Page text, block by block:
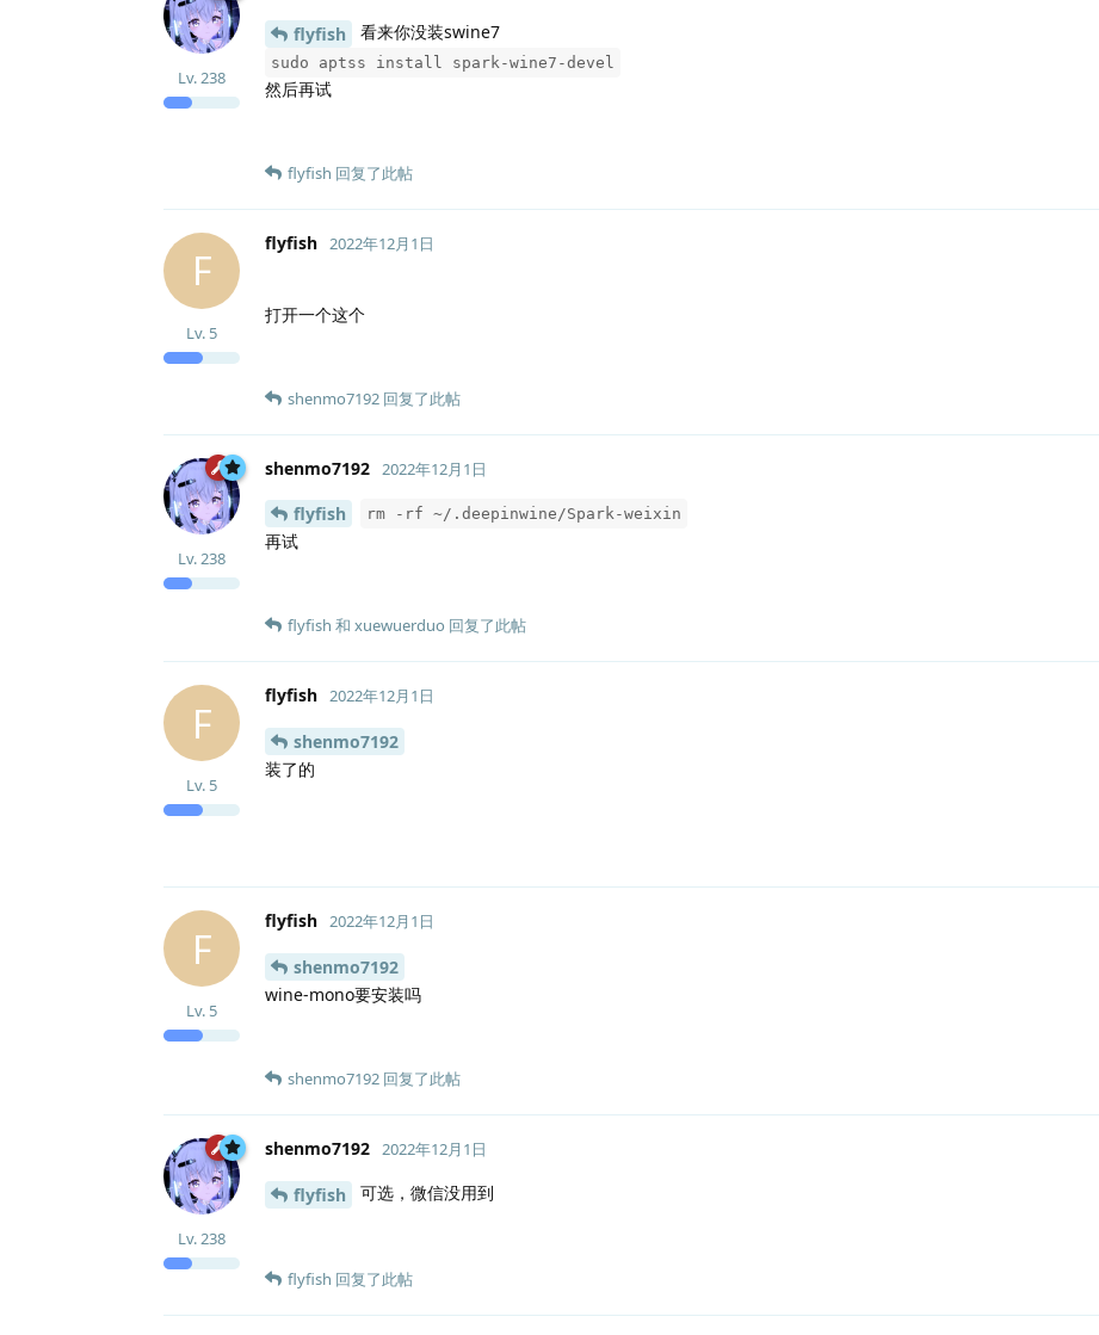
Lv.238
flyfish 看来你没装swine7
sudo aptss install spark-wine7-devel
然后再试
flyfish 回复了此帖
F
flyfish
Lv. 5
2022年12月1日
打开一个这个
shenmo7192 回复了此帖
shenmo7192
Lv. 238
2022年12月1日
flyfish rm -rf ~/.deepinwine/Spark-weixin
再试
flyfish 和 xuewuerduo 回复了此帖
F
flyfish
Lv. 5
2022年12月1日
shenmo7192
装了的
F
flyfish
Lv. 5
2022年12月1日
shenmo7192
wine-mono要安装吗
shenmo7192 回复了此帖
shenmo7192
Lv.238
2022年12月1日
flyfish 可选，微信没用到
flyfish 回复了此帖